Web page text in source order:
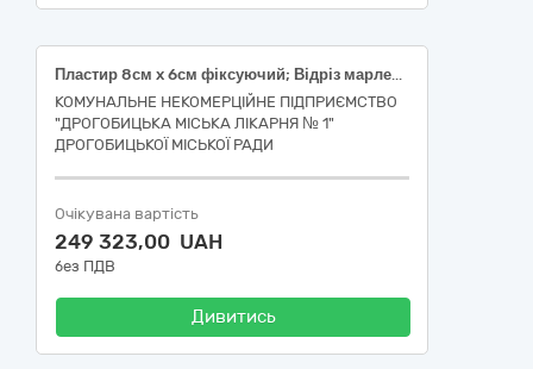
Пластир 8см x 6см фіксуючий; Відріз марлевий 0,9 x 10 м; Нитки хірургічні стерильні без голки:Матеріал нитки: Шовк, Структура нитки: Плетена, Товщина нитки USP(EP): 2/0(3,0), Довжина нитки: 1.5 метри, нерозсмоктується, без покриття, Колір нитки: Чорний; Нитка хірургічна стерильна з голкою, Поліглактін 910, Плетена, 0(3,5), довжина нитки, 0,9, м, розсмоктується, з покриттям, 1/2 кола, довжина голки, 48, мм, Колюча, Одно-голкова, без петлі, без насічки, Фіолетовий; Нитка хірургічна стерильна з голкою, Поліглактін 910, Плетена, 2/0(3,0), довжина нитки, 0,75, м, розсмоктується, з покриттям, 1/2 кола, довжина голки, 31, мм, Колюча, Одно-голкова, без петлі, без насічки, Фіолетовий; Нитка хірургічна стерильна з голкою, Поліглактін 910, Плетена, 1(4,0), довжина нитки, 0,9, м, розсмоктується, з покриттям, 1/2 кола, довжина голки, 48, мм, Колюча, Одно-голкова, без петлі, без насічки, Фіолетовий; Нитка хірургічна стерильна з голкою, Поліглактін 910, Плетена, 3/0(2,0), довжина нитки, 0,75, м, розсмоктується, з покриттям, 1/2 кола, довжина голки, 20, мм, Колюча, Одно-голкова, без петлі, без насічки, Фіолетовий; Нитка хірургічна стерильна без голки: матеріал нитки: Шовк, структура нитки: Плетена, товщина нитки USP(EP): 1(4,0), не розсмоктується, без покриття, довжина нитки: 1.5 м, колір нитки: Чорний; Нитка хірургічна стерильна без голки: матеріал нитки: Шовк, структура нитки: Плетена, товщина нитки USP(EP): 2(5,0), не розсмоктується, без покриття, довжина нитки: 1.5 м, колір нитки: Чорний; Нитка хірургічна стерильна без голки, Поліамід монофіламентна, 2/0(3,0), довжина нитки 1,5 м, не розсмоктується, без покриття, Синій; Пластир: хірургічний, нестерильний, основа: нетканна, матеріал: віскоза, довжина: 8-10 см, ширина: 1-2 см, вид: котушка
КОМУНАЛЬНЕ НЕКОМЕРЦІЙНЕ ПІДПРИЄМСТВО
"ДРОГОБИЦЬКА МІСЬКА ЛІКАРНЯ № 1"
ДРОГОБИЦЬКОЇ МІСЬКОЇ РАДИ
Очікувана вартість
249 323,00 UAH
без ПДВ
Дивитись